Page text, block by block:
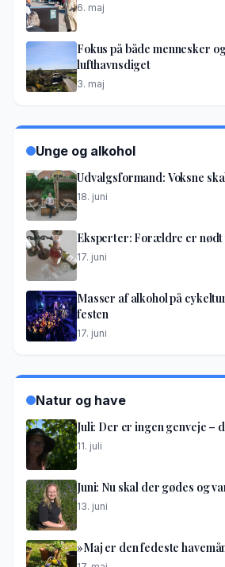
6. maj
Fokus på både mennesker
lufthavnsdiget
3. maj
Unge og alkohol
Udvalgsformand: Voksne
18. juni
Eksperter: Forældre er nødt
17. juni
Masser af alkohol på
festen
17. juni
Natur og have
Juli: Der er ingen genveje –
11. juli
Juni: Nu skal der gødes og
13. juni
»Maj er den fedeste